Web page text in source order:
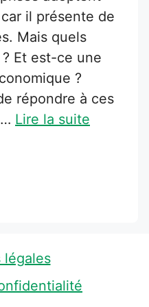
il présente de
Mais quels
Et est-ce une
?
répondre à ces
Lire la suite
légales